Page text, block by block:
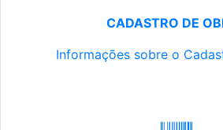
CADASTRO DE
Informações sobre o